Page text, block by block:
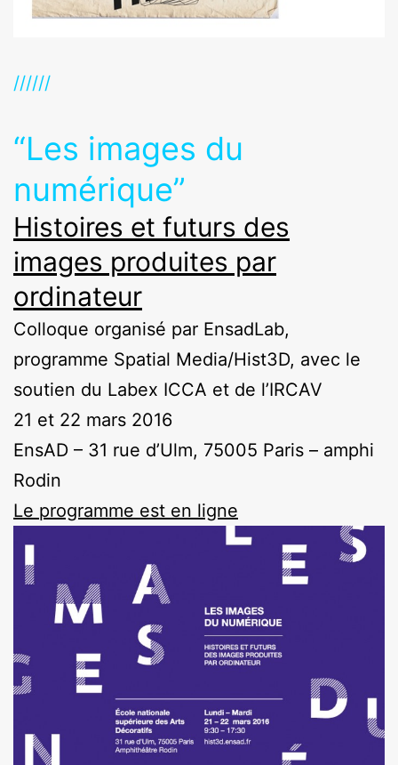
//////
“Les images du
numérique”
Histoires et futurs des
images produites par
ordinateur
Colloque organisé par EnsadLab,
programme Spatial Media/Hist3D, avec le
soutien du Labex ICCA et de l’IRCAV
21 et 22 mars 2016
EnsAD – 31 rue d’Ulm, 75005 Paris – amphi
Rodin
Le programme est en ligne